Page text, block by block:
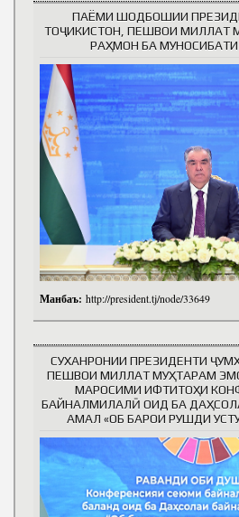
ПАЁМИ ШОДБОШИИ
ТОҶИКИСТОН, ПЕШВОИ МИЛЛАТ
РАҲМОН БА
Манбаъ: http://president.tj/node/33649
СУХАНРОНИИ ПРЕЗИДЕНТИ
ПЕШВОИ МИЛЛАТ МУҲТАРАМ
МАРОСИМИ ИФТИТОҲИ
БАЙНАЛМИЛАЛӢ ОИД БА
АМАЛ «ОБ БАРОИ РУШДИ